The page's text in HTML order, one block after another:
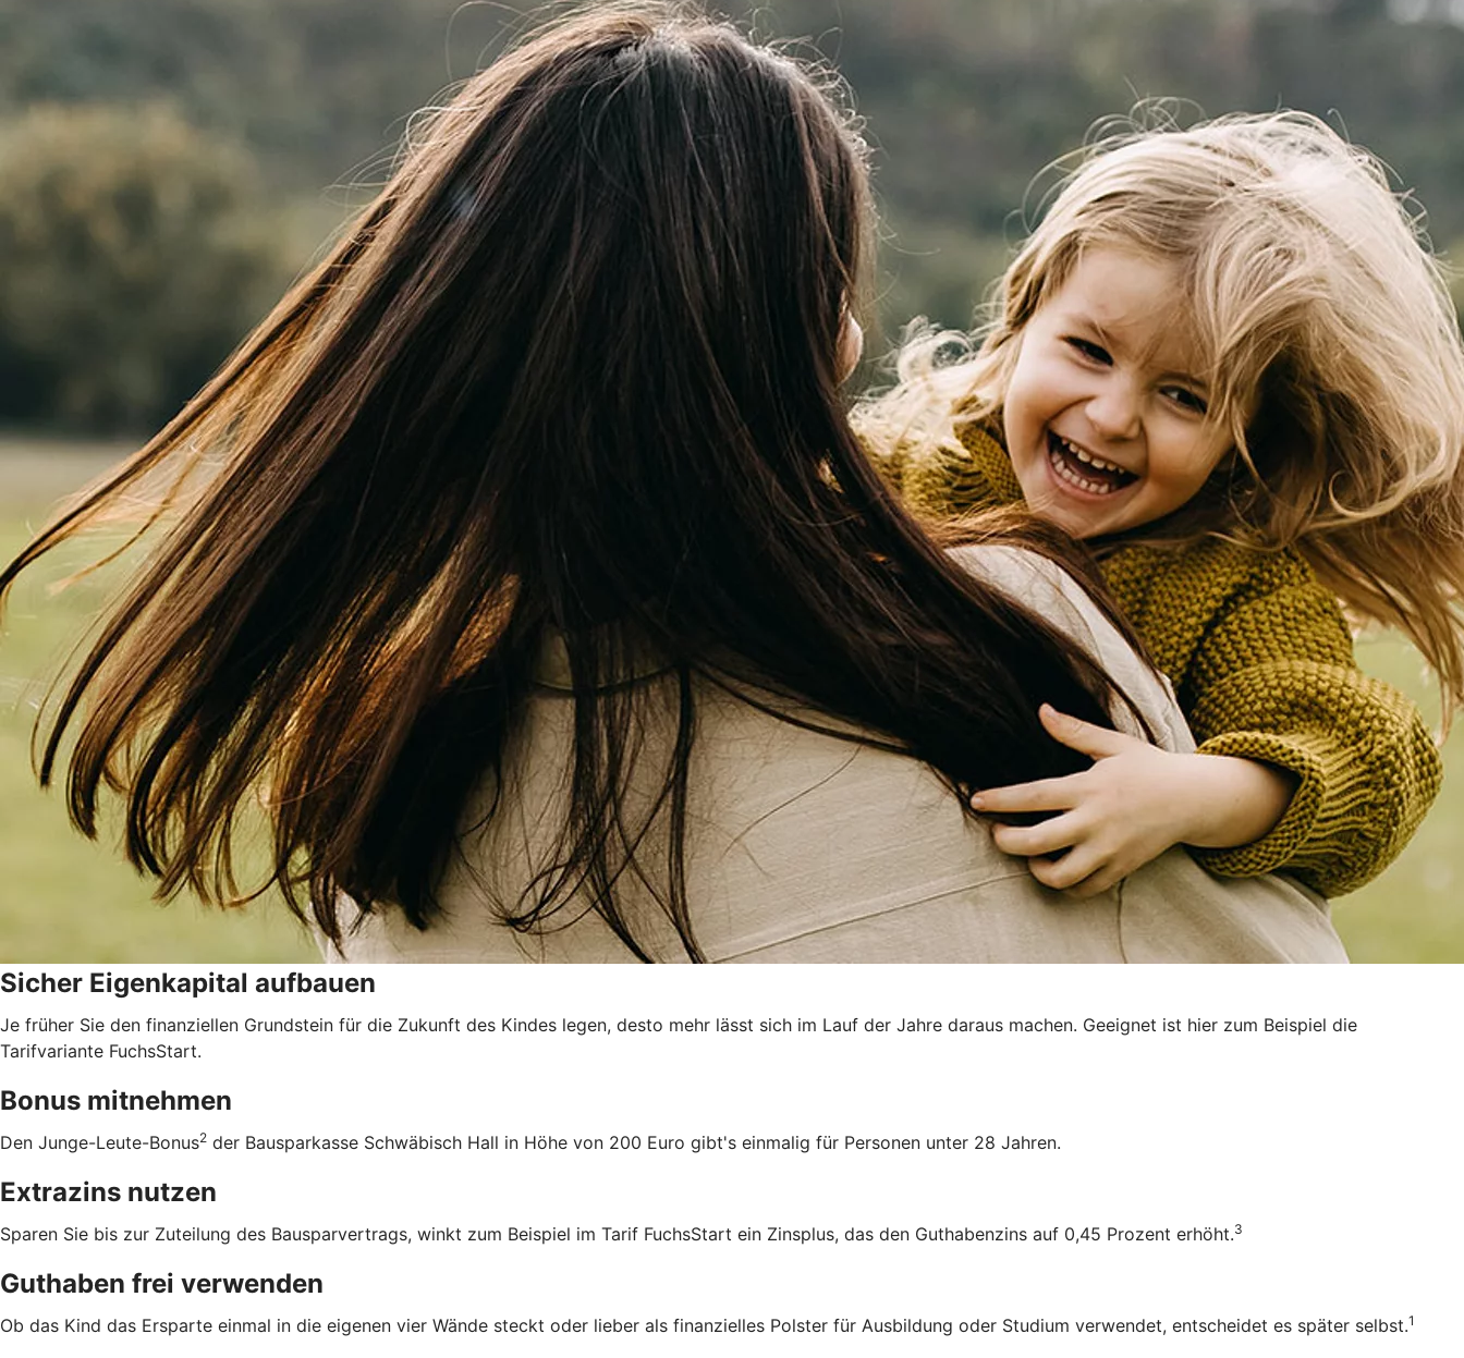
Sicher Eigenkapital aufbauen
Je früher Sie den finanziellen Grundstein für die Zukunft des Kindes legen, desto mehr lässt sich im Lauf der Jahre daraus machen. Geeignet ist hier zum Beispiel die
Tarifvariante FuchsStart.
Bonus mitnehmen
Den Junge-Leute-Bonus2 der Bausparkasse Schwäbisch Hall in Höhe von 200 Euro gibt's einmalig für Personen unter 28 Jahren.
Extrazins nutzen
Sparen Sie bis zur Zuteilung des Bausparvertrags, winkt zum Beispiel im Tarif FuchsStart ein Zinsplus, das den Guthabenzins auf 0,45 Prozent erhöht.3
Guthaben frei verwenden
Ob das Kind das Ersparte einmal in die eigenen vier Wände steckt oder lieber als finanzielles Polster für Ausbildung oder Studium verwendet, entscheidet es später selbst.1